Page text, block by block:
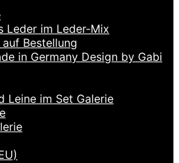
Leder im Leder-Mix
Bestellung
in Germany Design by Gabi
Leine im Set Galerie